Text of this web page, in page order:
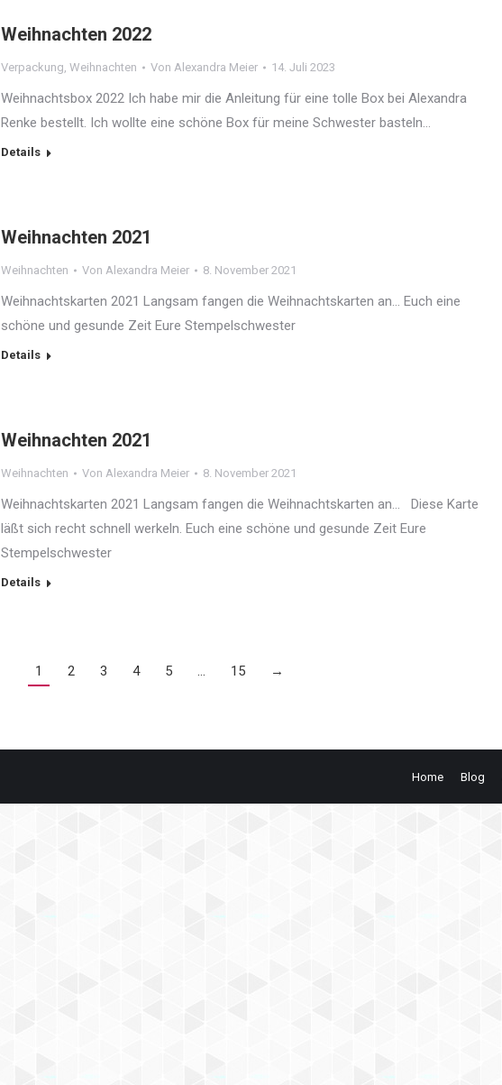
Weihnachten 2022
Verpackung, Weihnachten Von Alexandra Meier 14. Juli 2023
Weihnachtsbox 2022 Ich habe mir die Anleitung für eine tolle Box bei Alexandra
Renke bestellt. Ich wollte eine schöne Box für meine Schwester basteln…
Details
Weihnachten 2021
Weihnachten Von Alexandra Meier 8. November 2021
Weihnachtskarten 2021 Langsam fangen die Weihnachtskarten an… Euch eine
schöne und gesunde Zeit Eure Stempelschwester
Details
Weihnachten 2021
Weihnachten Von Alexandra Meier 8. November 2021
Weihnachtskarten 2021 Langsam fangen die Weihnachtskarten an… Diese Karte
läßt sich recht schnell werkeln. Euch eine schöne und gesunde Zeit Eure
Stempelschwester
Details
1 2 3 4 5 … 15 →
Home Blog